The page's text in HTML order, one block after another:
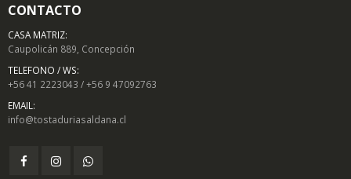
CONTACTO
CASA MATRIZ:
Caupolicán 889, Concepción
TELEFONO / WS:
+56 41 2223043 / +56 9 47092763
EMAIL:
info@tostaduriasaldana.cl